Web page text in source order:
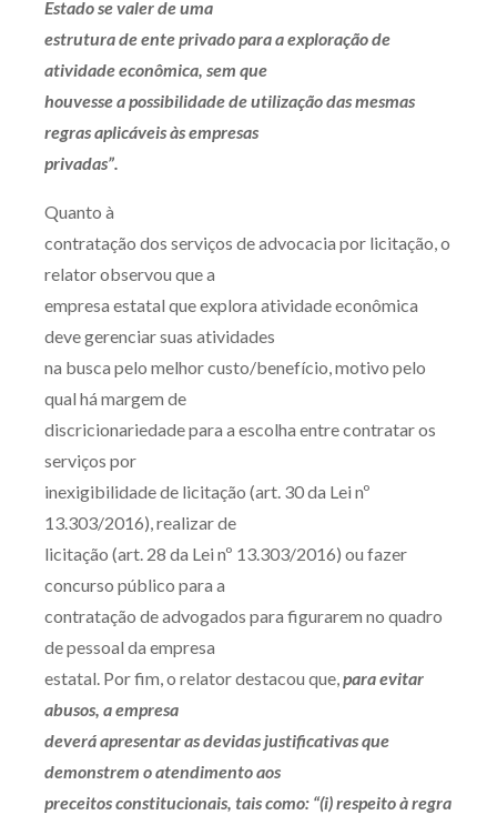
Estado se valer de uma
estrutura de ente privado para a exploração de
atividade econômica, sem que
houvesse a possibilidade de utilização das mesmas
regras aplicáveis às empresas
privadas”.
Quanto à
contratação dos serviços de advocacia por licitação, o
relator observou que a
empresa estatal que explora atividade econômica
deve gerenciar suas atividades
na busca pelo melhor custo/benefício, motivo pelo
qual há margem de
discricionariedade para a escolha entre contratar os
serviços por
inexigibilidade de licitação (art. 30 da Lei nº
13.303/2016), realizar de
licitação (art. 28 da Lei nº 13.303/2016) ou fazer
concurso público para a
contratação de advogados para figurarem no quadro
de pessoal da empresa
estatal. Por fim, o relator destacou que,para evitar
abusos, a empresa
deverá apresentar as devidas justificativas que
demonstrem o atendimento aos
preceitos constitucionais, tais como: “(i) respeito à regra